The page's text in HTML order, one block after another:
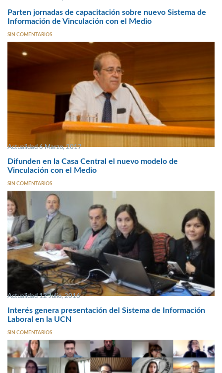
Parten jornadas de capacitación sobre nuevo Sistema de
Información de Vinculación con el Medio
SIN COMENTARIOS
Actualidad 6 Marzo, 2017
Difunden en la Casa Central el nuevo modelo de
Vinculación con el Medio
SIN COMENTARIOS
Actualidad 12 Julio, 2016
Interés genera presentación del Sistema de Información
Laboral en la UCN
SIN COMENTARIOS